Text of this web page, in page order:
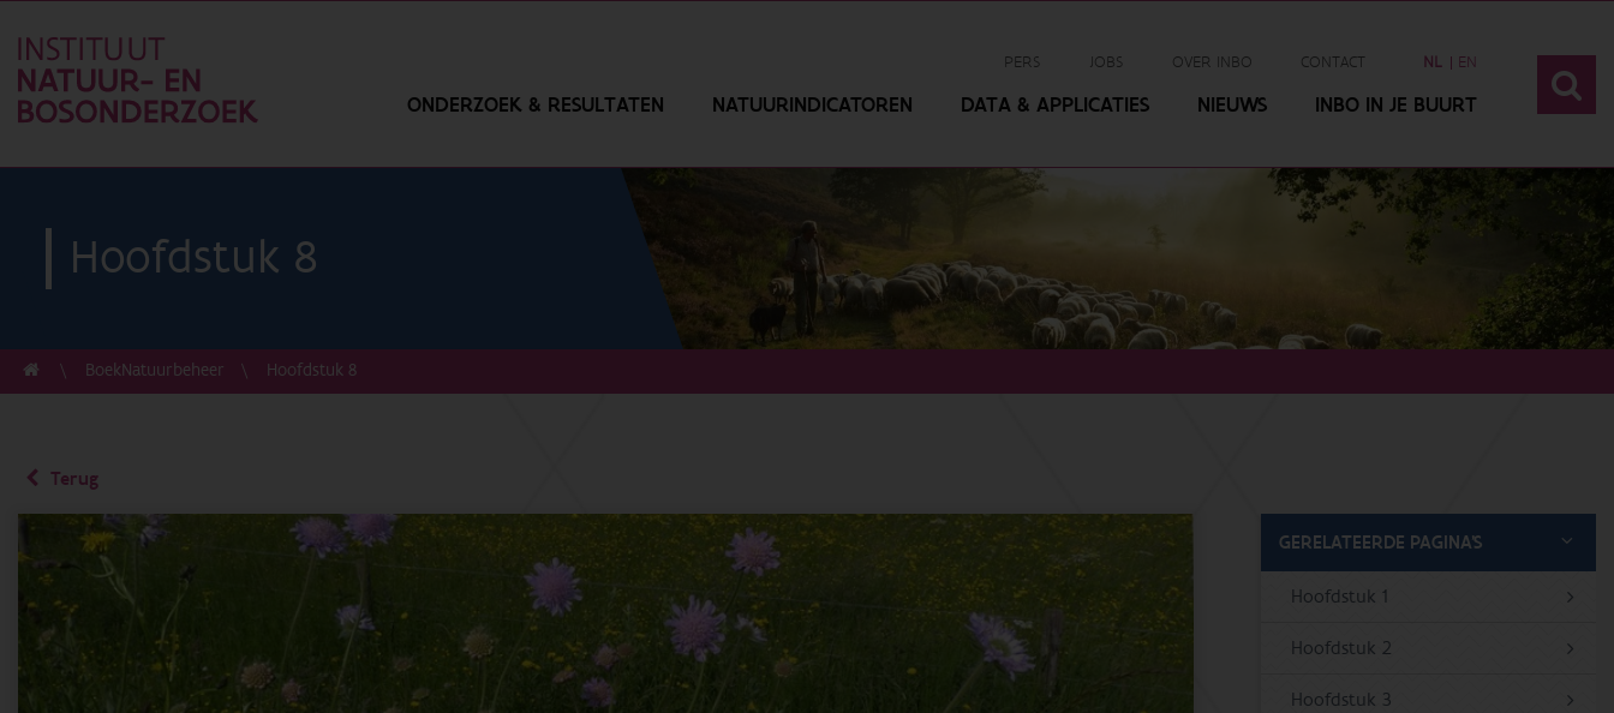
PERS JOBS OVER INBO CONTACT NL EN
ONDERZOEK & RESULTATEN NATUURINDICATOREN DATA & APPLICATIES NIEUWS INBO IN JE BUURT
Hoofdstuk 8
BoekNatuurbeheer Hoofdstuk 8
Terug
GERELATEERDE PAGINA'S
Hoofdstuk 1
Hoofdstuk 2
Hoofdstuk 3